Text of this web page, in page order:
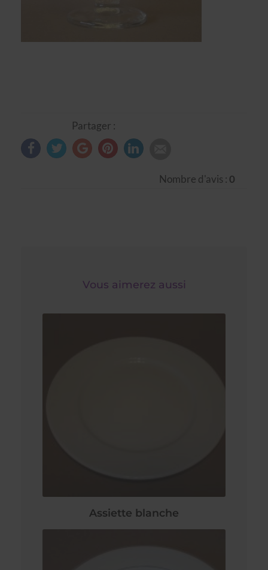
Partager :
Nombre d'avis : 0
Vous aimerez aussi
Assiette blanche